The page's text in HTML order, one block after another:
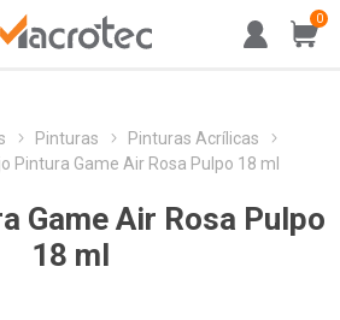
0
Pinturas
Pinturas Acrílicas
Pintura Game Air Rosa Pulpo 18 ml
Game Air Rosa Pulpo
18 ml